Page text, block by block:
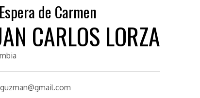
de Carmen
CARLOS LORZA